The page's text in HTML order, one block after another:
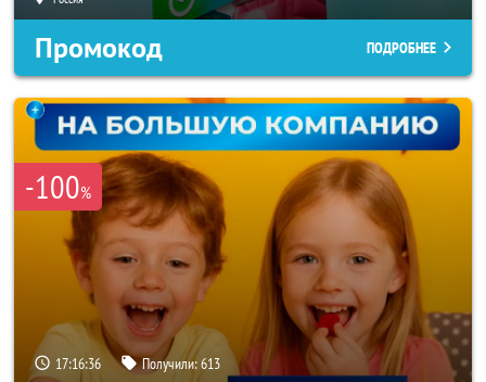
Промокод ПОДРОБНЕЕ
-100%
17:16:34 Получили:613